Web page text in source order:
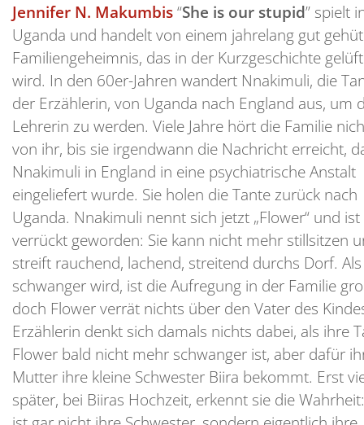
Jennifer N. Makumbis“She is our stupid” spielt
Uganda und handelt von einem jahrelang gut
Familiengeheimnis, das in der Kurzgeschichte
wird. In den 60er-Jahren wandert Nnakimuli, die
der Erzählerin, von Uganda nach England aus, um
Lehrerin zu werden. Viele Jahre hört die Familie
von ihr, bis sie irgendwann die Nachricht erreicht,
Nnakimuli in England in eine psychiatrische Anstalt
eingeliefert wurde. Sie holen die Tante zurück nach
Uganda. Nnakimuli nennt sich jetzt „Flower“ und ist
verrückt geworden: Sie kann nicht mehr stillsitzen
streift rauchend, lachend, streitend durchs Dorf.
schwanger wird, ist die Aufregung in der Familie
doch Flower verrät nichts über den Vater des
Erzählerin denkt sich damals nichts dabei, als ihre
Flower bald nicht mehr schwanger ist, aber dafür
Mutter ihre kleine Schwester Biira bekommt. Erst
später, bei Biiras Hochzeit, erkennt sie die